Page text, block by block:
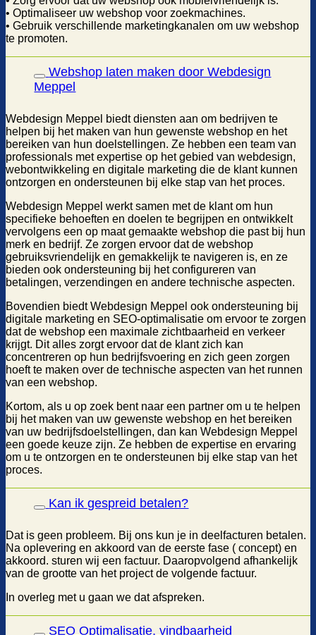
• Optimaliseer uw webshop voor zoekmachines.
• Gebruik verschillende marketingkanalen om uw webshop
te promoten.
Webshop laten maken door Webdesign
Meppel
Webdesign Meppel biedt diensten aan om bedrijven te
helpen bij het maken van hun gewenste webshop en het
bereiken van hun doelstellingen. Ze hebben een team van
professionals met expertise op het gebied van webdesign,
webontwikkeling en digitale marketing die de klant kunnen
ontzorgen en ondersteunen bij elke stap van het proces.
Webdesign Meppel werkt samen met de klant om hun
specifieke behoeften en doelen te begrijpen en ontwikkelt
vervolgens een op maat gemaakte webshop die past bij hun
merk en bedrijf. Ze zorgen ervoor dat de webshop
gebruiksvriendelijk en gemakkelijk te navigeren is, en ze
bieden ook ondersteuning bij het configureren van
betalingen, verzendingen en andere technische aspecten.
Bovendien biedt Webdesign Meppel ook ondersteuning bij
digitale marketing en SEO-optimalisatie om ervoor te zorgen
dat de webshop een maximale zichtbaarheid en verkeer
krijgt. Dit alles zorgt ervoor dat de klant zich kan
concentreren op hun bedrijfsvoering en zich geen zorgen
hoeft te maken over de technische aspecten van het runnen
van een webshop.
Kortom, als u op zoek bent naar een partner om u te helpen
bij het maken van uw gewenste webshop en het bereiken
van uw bedrijfsdoelstellingen, dan kan Webdesign Meppel
een goede keuze zijn. Ze hebben de expertise en ervaring
om u te ontzorgen en te ondersteunen bij elke stap van het
proces.
Kan ik gespreid betalen?
Dat is geen probleem. Bij ons kun je in deelfacturen betalen.
Na oplevering en akkoord van de eerste fase ( concept) en
akkoord. sturen wij een factuur. Daaropvolgend afhankelijk
van de grootte van het project de volgende factuur.
In overleg met u gaan we dat afspreken.
SEO Optimalisatie, vindbaarheid